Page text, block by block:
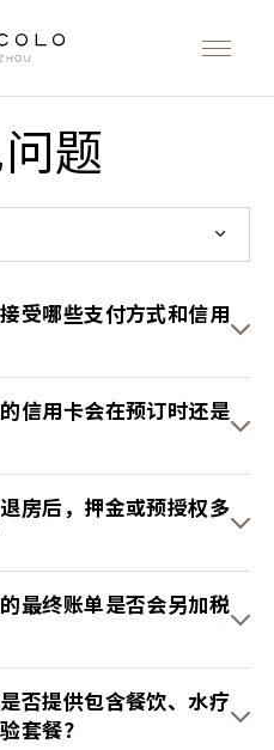
题
受哪些支付方式和信用
信用卡会在预订时还是
房后，押金或预授权多
最终账单是否会另加税
否提供包含餐饮、水疗
套餐？